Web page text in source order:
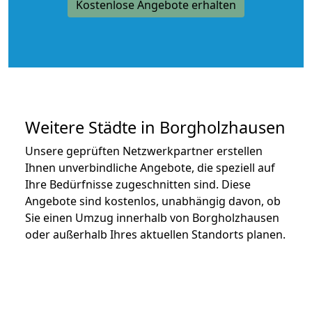
Kostenlose Angebote erhalten
Weitere Städte in Borgholzhausen
Unsere geprüften Netzwerkpartner erstellen
Ihnen unverbindliche Angebote, die speziell auf
Ihre Bedürfnisse zugeschnitten sind. Diese
Angebote sind kostenlos, unabhängig davon, ob
Sie einen Umzug innerhalb von Borgholzhausen
oder außerhalb Ihres aktuellen Standorts planen.